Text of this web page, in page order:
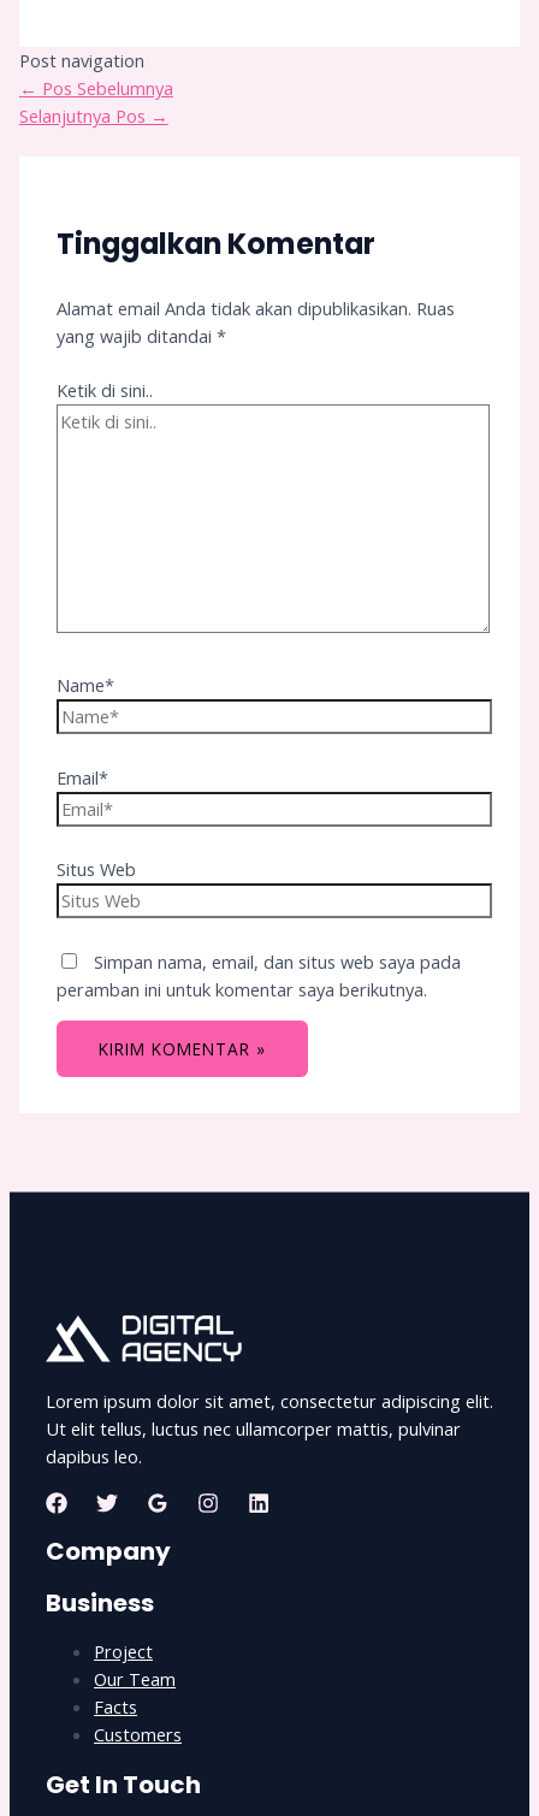
Post navigation
← Pos Sebelumnya
Selanjutnya Pos →
Tinggalkan Komentar
Alamat email Anda tidak akan dipublikasikan. Ruas
yang wajib ditandai*
Ketik di sini..
Name*
Email*
Situs Web
Simpan nama, email, dan situs web saya pada
peramban ini untuk komentar saya berikutnya.
Lorem ipsum dolor sit amet, consectetur adipiscing elit.
Ut elit tellus, luctus nec ullamcorper mattis, pulvinar
dapibus leo.
Company
Business
Project
Our Team
Facts
Customers
Get In Touch